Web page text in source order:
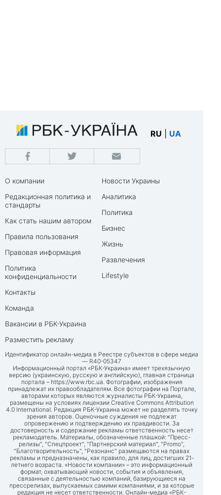
RU UA
О компании
Редакционная политика и
стандарты
Как стать нашим автором
Правила пользования
Правовая информация
Политика
конфиденциальности
Контакты
Команда
Вакансии в РБК-Украина
Разместить рекламу
Новости Украины
Аналитика
Политика
Бизнес
Жизнь
Развлечения
Lifestyle
Идентификатор онлайн-медиа в Реестре субъектов в сфере медиа
— R40-05347
Информационный портал «РБК-Украина» имеет трехязычную
версию (украинскую, русскую и английскую), главная страница
портала – https://www.rbc.ua. Фотографии, изображения
принадлежат их правообладателям. Все фотографии на Портале,
авторами которых являются журналисты РБК-Украина,
размещены на условиях лицензии Creative Commons Attribution
4.0 International. Редакция РБК-Украина может не разделять точку
зрения авторов. Оценочные суждения не подлежат
опровержению и подтверждению их правдивости. За
достоверность и содержание рекламы ответственность несет
рекламодатель. Материалы, обозначенные плашкой: "Пресс-
релизы", "Спецпроект", "Партнерский материал", "Promo",
"Благотворительность", "Резонанс" размещаются на правах
рекламы и предназначены, как правило, для лиц, достигших 21-
летнего возраста. «Новости компании» – это информационный
формат, охватывающий новости, события и объявления,
связанные с деятельностью компаний, базирующиеся на
прессрелизах, выпускаемых самими компаниями, и за которые
редакция не несет ответственности. Онлайн-медиа «РБК-